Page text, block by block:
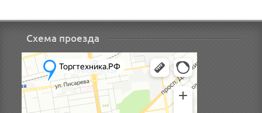
Схема проезда